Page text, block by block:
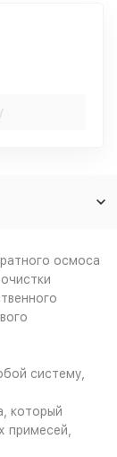
осмоса
систему,
который
примесей,